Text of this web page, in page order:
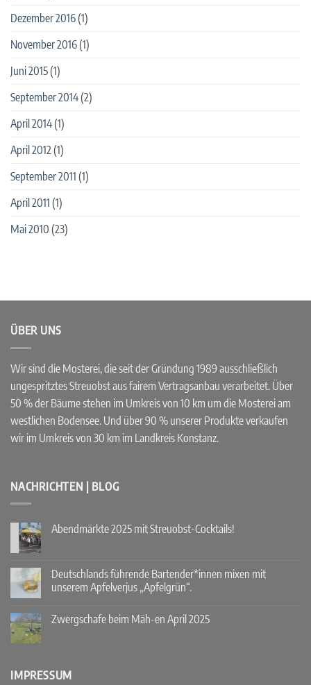
Dezember 2016(1)
November 2016(1)
Juni 2015(1)
September 2014(2)
April 2014(1)
April 2012(1)
September 2011 (1)
April 2011 (1)
Mai 2010 (23)
ÜBER UNS
Wir sind die Mosterei, die seit der Gründung 1989 ausschließlich
ungespritztes Streuobst aus fairem Vertragsanbau verarbeitet. Über
50 % der Bäume stehen im Umkreis von 10 km um die Mosterei am
westlichen Bodensee. Und über 90 % unserer Produkte verkaufen
wir im Umkreis von 30 km im Landkreis Konstanz.
NACHRICHTEN | BLOG
Abendmärkte 2025 mit Streuobst-Cocktails!
Abendmärkte
2025
mit
Deutschlands führende Bartender*innen mixen mit
unserem Apfelverjus „Apfelgrün“.
zu
Deutschlands
unserem
Apfelverjus
Zwergschafe beim Mäh-en April 2025
beim
Mäh-
IMPRESSUM